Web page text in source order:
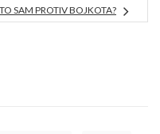
SAM PROTIV BOJKOTA?